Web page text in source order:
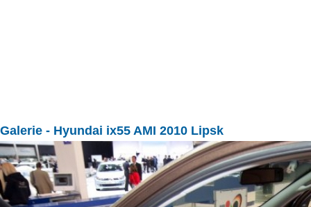
Galerie - Hyundai ix55 AMI 2010 Lipsk